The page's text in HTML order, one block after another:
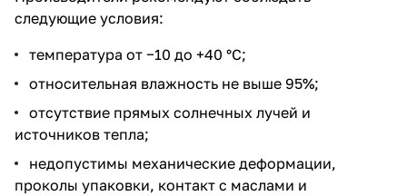
следующие условия:
температура от −10 до +40 °C;
относительная влажность не выше 95%;
отсутствие прямых солнечных лучей и
источников тепла;
недопустимы механические деформации,
проколы упаковки, контакт с маслами и